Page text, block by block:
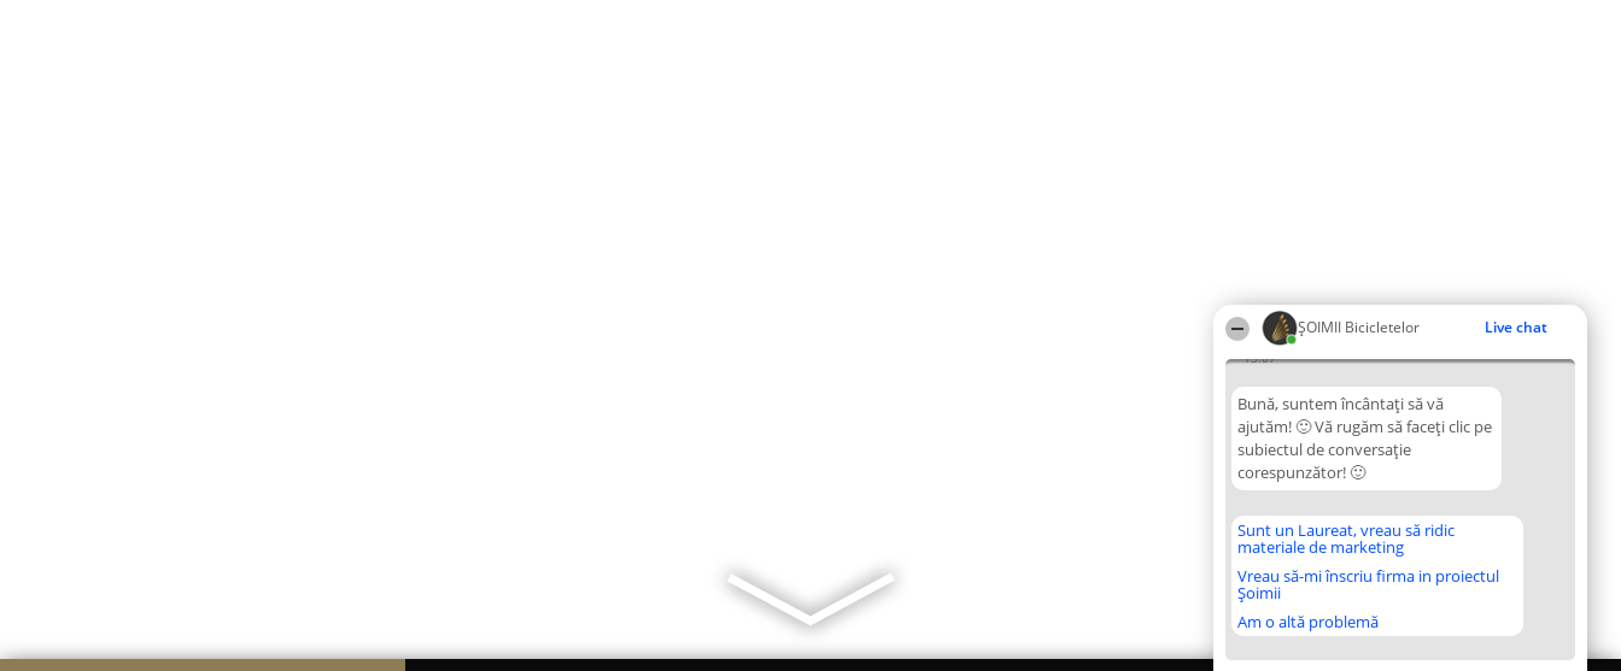
ȘOIMII Bicicletelor Live chat
13:07
Bună, suntem încântați să vă
ajutăm! 🙂 Vă rugăm să faceți clic pe
subiectul de conversație
corespunzător! 🙂
Sunt un Laureat, vreau să ridic
materiale de marketing
Vreau să-mi înscriu firma in proiectul
Șoimii
Am o altă problemă